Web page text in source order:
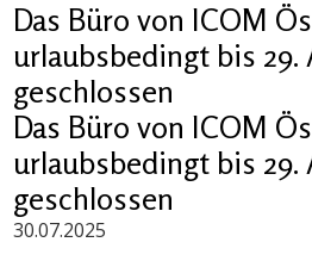
Das Büro von ICOM
urlaubsbedingt bis 29.
geschlossen
Das Büro von ICOM
urlaubsbedingt bis 29.
geschlossen
30.07.2025